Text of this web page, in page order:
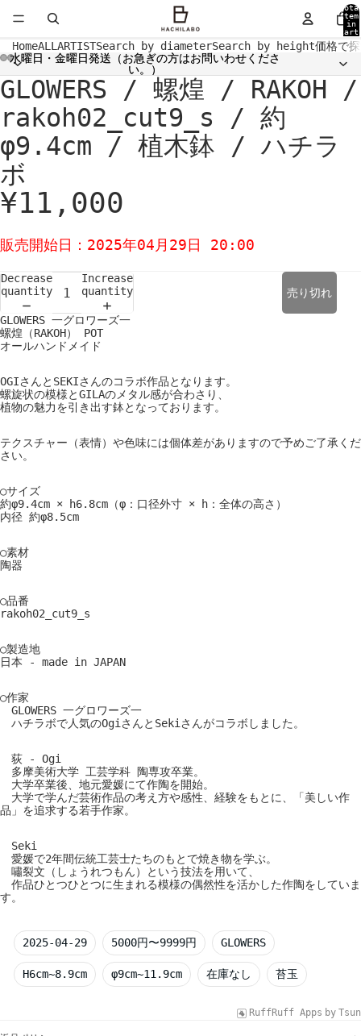
in
0
HomeALL ARTISTSearch by diameterSearch by height価格で
水曜日・金曜日発送（お急ぎの方はお問いわせくださ
い。）
水曜日・金曜日発送（お急ぎの方はお問いわせくださ
い。）
Open
image
full
screen
Open
image
full
screen
Open
image
full
screen
Open
image
full
screen
Open
image
full
screen
Open
image
full
screen
Open
image
full
screen
Open
image
full
screen
Open
image
full
screen
Open
image
full
screen
GLOWERS / 螺煌 / RAKOH /
rakoh02_cut9_s / 約
φ9.4cm / 植木鉢 / ハチラ
ボ
¥11,000
販売開始日：2025年04月29日 20:00
Decrease
quantity
Increase
quantity
売り切れ
GLOWERS 一グロワーズ一
螺煌（RAKOH） POT
オールハンドメイド
OGIさんとSEKIさんのコラボ作品となります。
螺旋状の模様とGILAのメタル感が合わさり、
植物の魅力を引き出す鉢となっております。
テクスチャー（表情）や色味には個体差がありますので予めご了承くだ
さい。
○サイズ
約φ9.4cm × h6.8cm（φ：口径外寸 × h：全体の高さ）
内径 約φ8.5cm
○素材
陶器
○品番
rakoh02_cut9_s
○製造地
日本 - made in JAPAN
○作家
GLOWERS 一グロワーズ一
ハチラボで人気のOgiさんとSekiさんがコラボしました。
荻 - Ogi
多摩美術大学 工芸学科 陶専攻卒業。
大学卒業後、地元愛媛にて作陶を開始。
大学で学んだ芸術作品の考え方や感性、経験をもとに、「美しい作
品」を追求する若手作家。
Seki
愛媛で2年間伝統工芸士たちのもとで焼き物を学ぶ。
嘯裂文（しょうれつもん）という技法を用いて、
作品ひとつひとつに生まれる模様の偶然性を活かした作陶をしていま
す。
2025-04-29 5000円〜9999円 GLOWERS
H6cm~8.9cm φ9cm~11.9cm 在庫なし 苔玉
RuffRuff Apps by Tsun